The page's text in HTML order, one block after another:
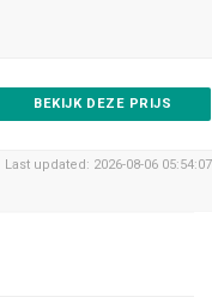
BEKIJK DEZE PRIJS
Last updated: 2026-08-06 05:54:07